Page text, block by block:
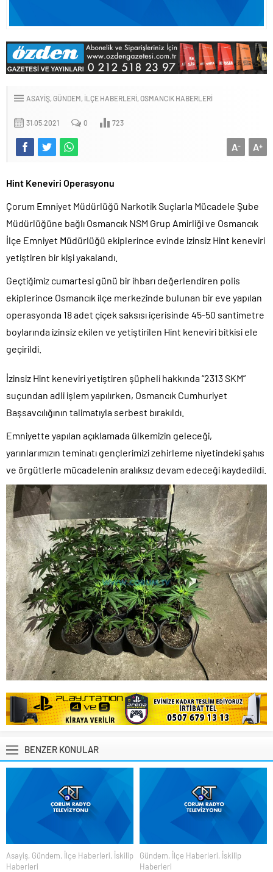
ASAYIŞ GÜNDEM İLÇE HABERLERI OSMANCIK HABERLERI
31.05.2021 0 723
A+
A-
Hint Keneviri Operasyonu
Çorum Emniyet Müdürlüğü Narkotik Suçlarla Mücadele Şube
Müdürlüğüne bağlı Osmancık NSM Grup Amirliği ve Osmancık
İlçe Emniyet Müdürlüğü ekiplerince evinde izinsiz Hint keneviri
yetiştiren bir kişi yakalandı.
Geçtiğimiz cumartesi günü bir ihbarı değerlendiren polis
ekiplerince Osmancık ilçe merkezinde bulunan bir eve yapılan
operasyonda 18 adet çiçek saksısı içerisinde 45-50 santimetre
boylarında izinsiz ekilen ve yetiştirilen Hint keneviri bitkisi ele
geçirildi.
İzinsiz Hint keneviri yetiştiren şüpheli hakkında “2313 SKM”
suçundan adli işlem yapılırken, Osmancık Cumhuriyet
Başsavcılığının talimatıyla serbest bırakıldı.
Emniyette yapılan açıklamada ülkemizin geleceği,
yarınlarımızın teminatı gençlerimizi zehirleme niyetindeki şahıs
ve örgütlerle mücadelenin aralıksız devam edeceği kaydedildi.
BENZER KONULAR
Asayiş, Gündem, İlçe Haberleri, İskilip
Haberleri
Gündem, İlçe Haberleri, İskilip
Haberleri